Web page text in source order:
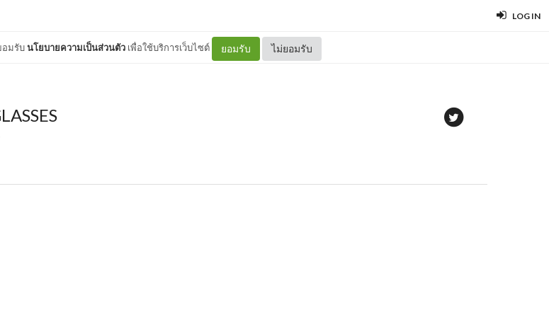
LOG IN
อมรับนโยบายความเป็นส่วนตัว เพื่อใช้บริการเว็บไซต์ ยอมรับ ไม่ยอมรับ